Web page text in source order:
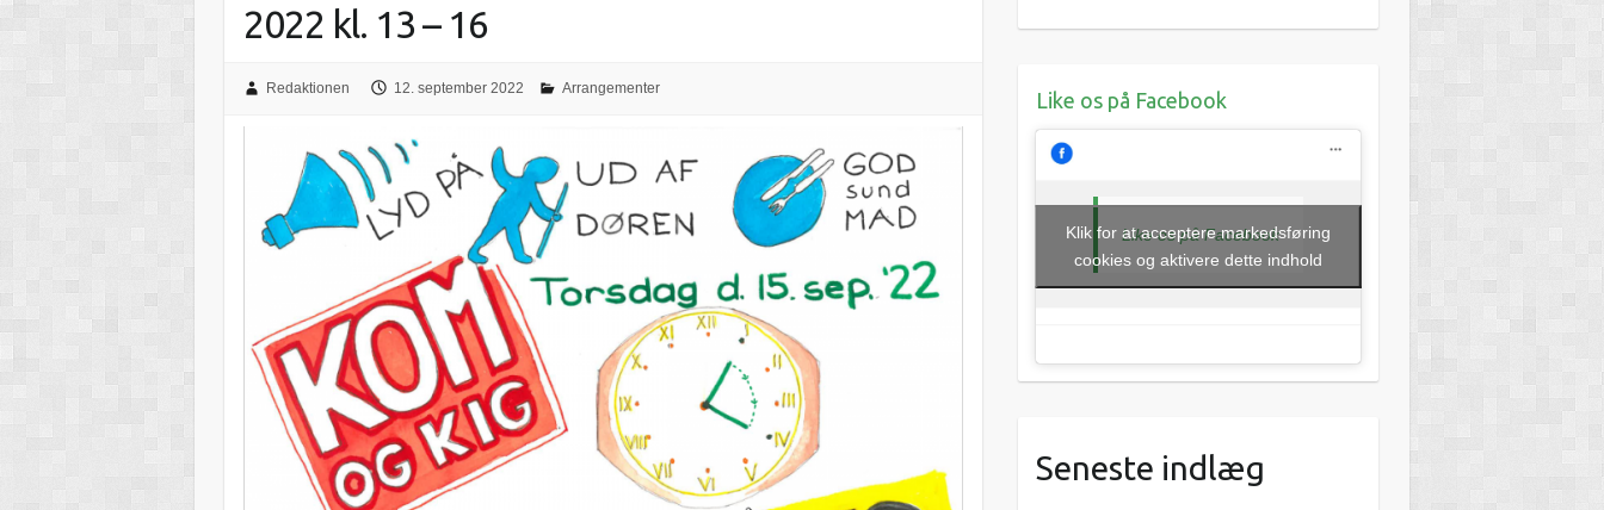
2022 kl. 13 – 16
Redaktionen 12. september 2022 Arrangementer Like os på Facebook
Like os på Facebook
Klik for at acceptere markedsføring
cookies og aktivere dette indhold
Seneste indlæg